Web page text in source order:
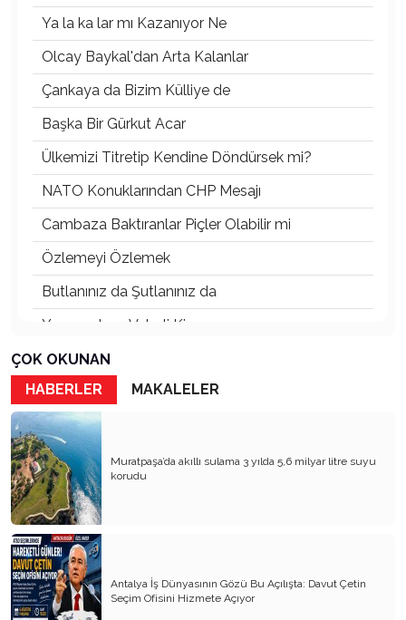
Ya la ka lar mı Kazanıyor Ne
Olcay Baykal'dan Arta Kalanlar
Çankaya da Bizim Külliye de
Başka Bir Gürkut Acar
Ülkemizi Titretip Kendine Döndürsek mi?
NATO Konuklarından CHP Mesajı
Cambaza Baktıranlar Piçler Olabilir mi
Özlemeyi Özlemek
Butlanınız da Şutlanınız da
Yaşananların Vebali Kim
Siyasetin Kökleri Köklerin Siyaseti
Nereye CHP Nereye
Öf Öf de Öf Öf
Birbirimizi Anlasak mı
Kapitalist Yaşam Tarzına İslami Ekonomi
Mayıs’ta öldürüldük, Haziran’da direndik.
İki Miras T.C ve CHP
Atanı Tanımak Gurur Verir
ÇOK OKUNAN
HABERLER
MAKALELER
Muratpaşa’da akıllı sulama 3 yılda 5,6 milyar litre suyu
korudu
Antalya İş Dünyasının Gözü Bu Açılışta: Davut Çetin
Seçim Ofisini Hizmete Açıyor